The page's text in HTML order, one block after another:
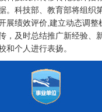
。科技部、教育部将组织
展绩效评价,建立动态调整
，及时总结推广新经验、
和个人进行表扬。